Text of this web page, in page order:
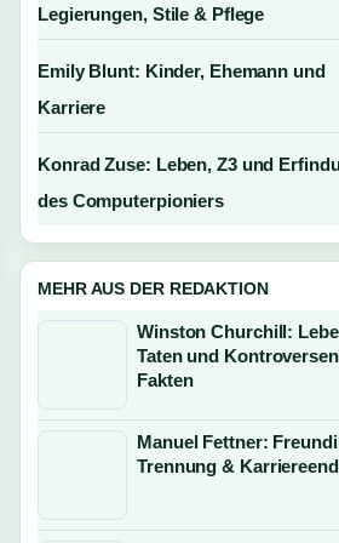
Legierungen, Stile & Pflege
Emily Blunt: Kinder, Ehemann und
Karriere
Konrad Zuse: Leben, Z3 und
des Computerpioniers
MEHR AUS DER REDAKTION
Winston Churchill:
Taten und
Fakten
Manuel Fettner:
Trennung &